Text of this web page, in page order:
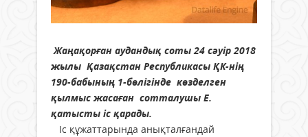
Жаңақорған аудандық соты 24 сәуір 2018
жылы Қазақстан Республикасы ҚК-нің
190-бабының 1-бөлігінде көзделген
қылмыс жасаған сотталушы Е.
қатысты іс қарады.
Іс құжаттарында анықталғандай